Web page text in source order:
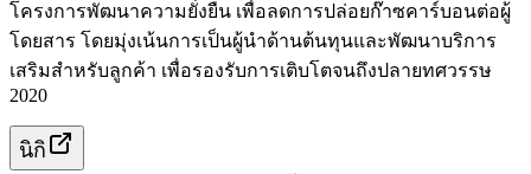
โครงการพัฒนาความยั่งยืน เพื่อลดการปล่อยก๊าซคาร์บอนต่อผู้
โดยสาร โดยมุ่งเน้นการเป็นผู้นำด้านต้นทุนและพัฒนาบริการ
เสริมสำหรับลูกค้า เพื่อรองรับการเติบโตจนถึงปลายทศวรรษ
2020
นิกิ